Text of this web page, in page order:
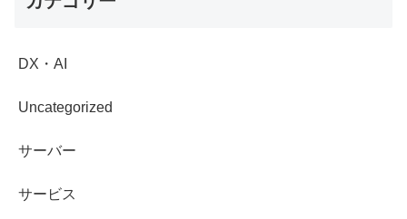
DX・AI
Uncategorized
サーバー
サービス